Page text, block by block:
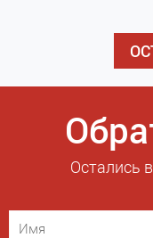
Остались